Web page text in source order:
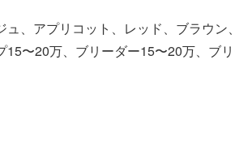
ュ、アプリコット、レッド、ブラウン
15〜20万、ブリーダー15〜20万、ブ